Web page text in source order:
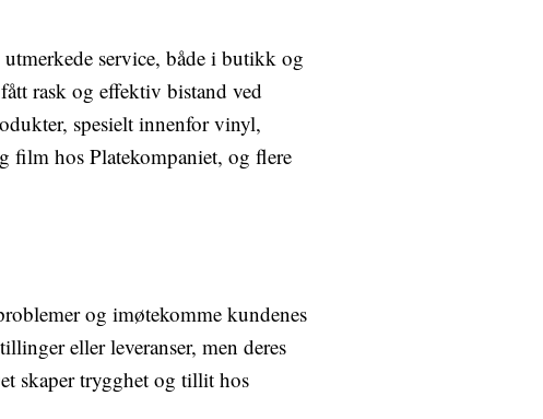
service, både i butikk og
rask og effektiv bistand ved
spesielt innenfor vinyl,
film hos Platekompaniet, og flere
og imøtekomme kundenes
eller leveranser, men deres
skaper trygghet og tillit hos